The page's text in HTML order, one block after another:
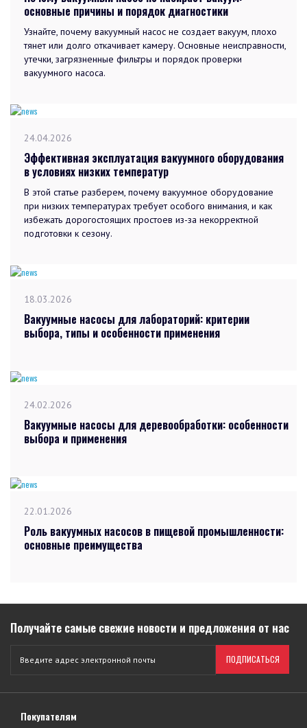
основные причины и порядок диагностики
Узнайте, почему вакуумный насос не создает вакуум, плохо
тянет или долго откачивает камеру. Основные неисправности,
утечки, загрязненные фильтры и порядок проверки
вакуумного насоса.
24.04.2026
Эффективная эксплуатация вакуумного оборудования
в условиях низких температур
В этой статье разберем, почему вакуумное оборудование
при низких температурах требует особого внимания, и как
избежать дорогостоящих простоев из-за некорректной
подготовки к сезону.
18.03.2026
Вакуумные насосы для лабораторий: критерии
выбора, типы и особенности применения
24.02.2026
Вакуумные насосы для деревообработки: особенности
выбора и применения
22.01.2026
Роль вакуумных насосов в пищевой промышленности:
основные преимущества
Получайте самые свежие новости и предложения от нас
ПОДПИСАТЬСЯ
Покупателям